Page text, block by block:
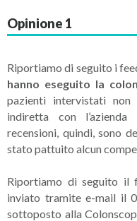
Opinione 1
Riportiamo di seguito i
hanno eseguito la
pazienti intervistati non
indiretta con
recensioni, quindi, sono
stato pattuito alcun
Riportiamo di seguito il
inviato tramite e-mail il
sottoposto alla